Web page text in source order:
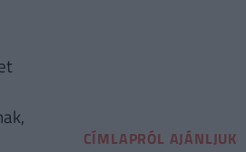
CÍMLAPRÓL AJÁNLJUK